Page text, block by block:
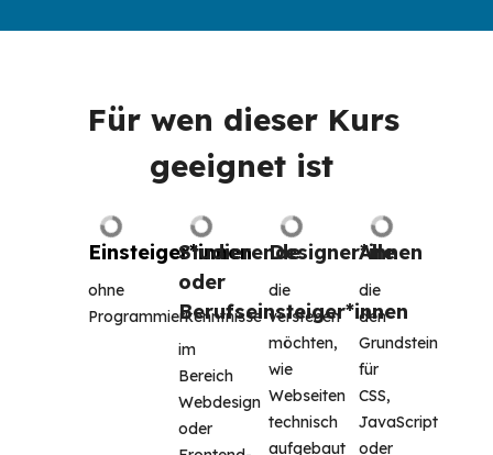
Für wen dieser Kurs
geeignet ist
Einsteiger*innen
ohne
Programmierkenntnisse
Studierende
oder
Berufseinsteiger*innen
im
Bereich
Webdesign
oder
Designer*innen
die
verstehen
möchten,
wie
Webseiten
technisch
aufgebaut
Alle
die
den
Grundstein
für
CSS,
JavaScript
oder